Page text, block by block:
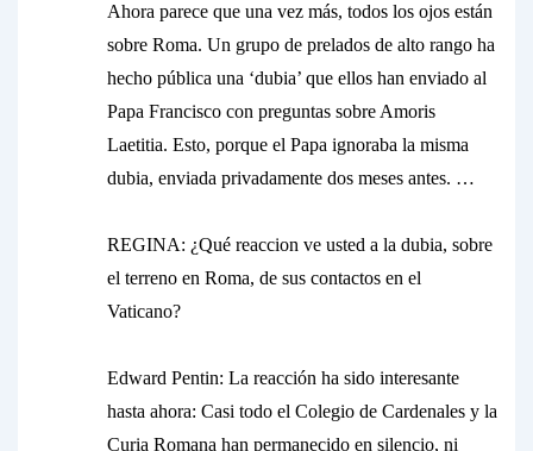
Ahora parece que una vez más, todos los ojos están
sobre Roma. Un grupo de prelados de alto rango ha
hecho pública una ‘dubia’ que ellos han enviado al
Papa Francisco con preguntas sobre Amoris
Laetitia. Esto, porque el Papa ignoraba la misma
dubia, enviada privadamente dos meses antes. …
REGINA: ¿Qué reaccion ve usted a la dubia, sobre
el terreno en Roma, de sus contactos en el
Vaticano?
Edward Pentin: La reacción ha sido interesante
hasta ahora: Casi todo el Colegio de Cardenales y la
Curia Romana han permanecido en silencio, ni